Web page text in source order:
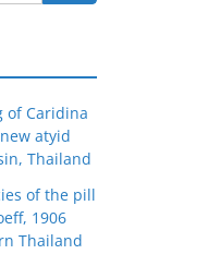
of Caridina
atyid
Thailand
of the pill
1906
Thailand